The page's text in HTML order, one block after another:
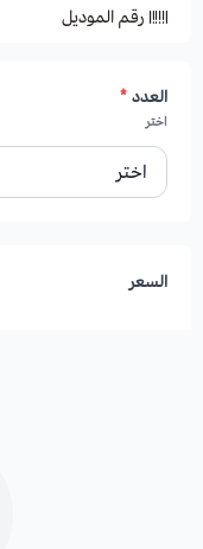
رقم الموديل
العدد*
اختر
السعر